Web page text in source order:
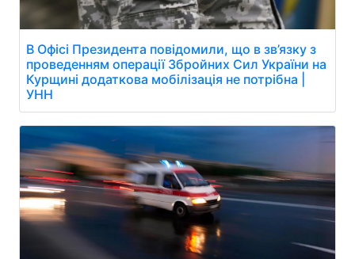
В Офісі Президента повідомили, що в зв’язку з
проведенням операції Збройних Сил України на
Курщині додаткова мобілізація не потрібна |
УНН